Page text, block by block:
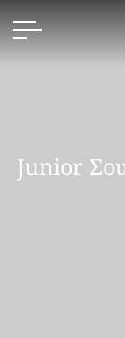
Junior